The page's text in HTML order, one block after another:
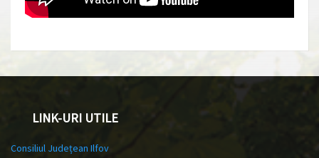
LINK-URI UTILE
Consiliul Județean Ilfov